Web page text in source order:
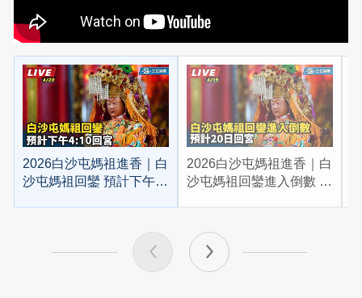
2026白沙屯媽祖進香｜白
沙屯媽祖回鑾 預計下午
2026白沙屯媽祖進香｜白
沙屯媽祖回鑾進入倒數 預